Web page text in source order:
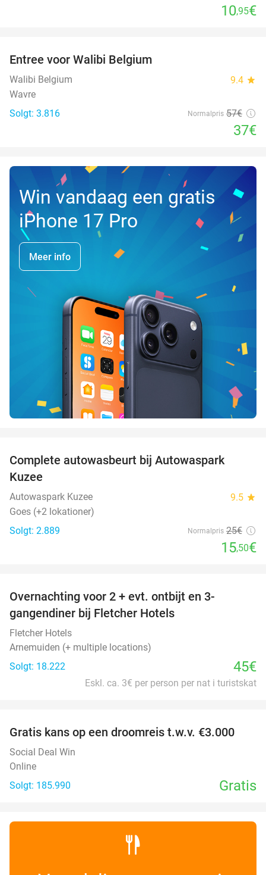
10,95€
Entree voor Walibi Belgium
Walibi Belgium 9.4 star
Wavre
Solgt: 3.816
Normalpris 57€
37€
Win vandaag een gratis
iPhone 17 Pro
Meer info
Complete autowasbeurt bij Autowaspark
Kuzee
Autowaspark Kuzee 9.5 star
Goes (+2 lokationer)
Solgt: 2.889
Normalpris 25€
15,50€
Overnachting voor 2 + evt. ontbijt en 3-
gangendiner bij Fletcher Hotels
Fletcher Hotels
Arnemuiden (+ multiple locations)
Solgt: 18.222
45€
Eskl. ca. 3€ per person per nat i turistskat
Gratis kans op een droomreis t.w.v. €3.000
Social Deal Win
Online
Solgt: 185.990
Gratis